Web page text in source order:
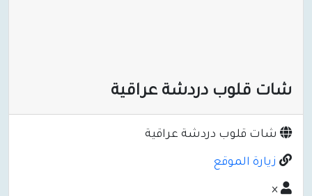
شات قلوب دردشة عراقية
شات قلوب دردشة عراقية
زيارة الموقع
×